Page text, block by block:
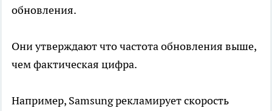
обновления.
Они утверждают что частота обновления выше,
чем фактическая цифра.
Например, Samsung рекламирует скорость